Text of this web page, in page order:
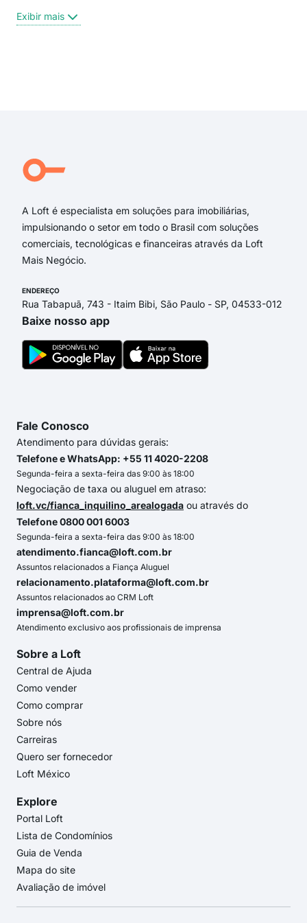
Exibir mais
A Loft é especialista em soluções para imobiliárias,
impulsionando o setor em todo o Brasil com soluções
comerciais, tecnológicas e financeiras através da Loft
Mais Negócio.
ENDEREÇO
Rua Tabapuã, 743 - Itaim Bibi, São Paulo - SP, 04533-012
Baixe nosso app
Fale Conosco
Atendimento para dúvidas gerais:
Telefone e WhatsApp: +55 11 4020-2208
Segunda-feira a sexta-feira das 9:00 às 18:00
Negociação de taxa ou aluguel em atraso:
loft.vc/fianca_inquilino_arealogada ou através do
Telefone 0800 001 6003
Segunda-feira a sexta-feira das 9:00 às 18:00
atendimento.fianca@loft.com.br
Assuntos relacionados a Fiança Aluguel
relacionamento.plataforma@loft.com.br
Assuntos relacionados ao CRM Loft
imprensa@loft.com.br
Atendimento exclusivo aos profissionais de imprensa
Sobre a Loft
Central de Ajuda
Como vender
Como comprar
Sobre nós
Carreiras
Quero ser fornecedor
Loft México
Explore
Portal Loft
Lista de Condomínios
Guia de Venda
Mapa do site
Avaliação de imóvel